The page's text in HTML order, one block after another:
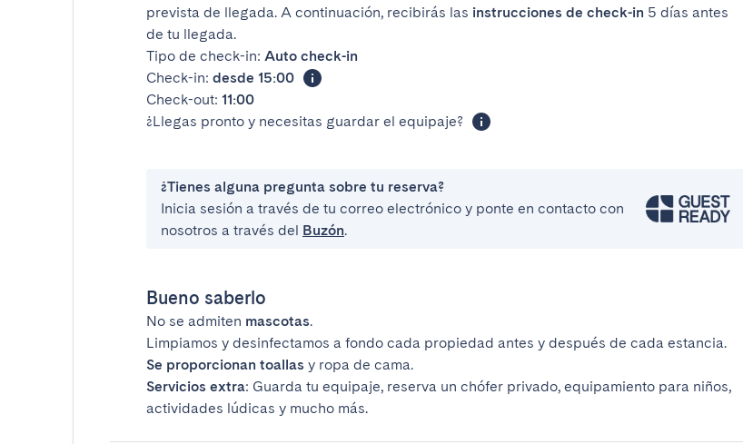
prevista de llegada. A continuación, recibirás las instrucciones de check-in 5 días antes
de tu llegada.
Tipo de check-in: Auto check-in
Check-in: desde 15:00
Check-out: 11:00
¿Llegas pronto y necesitas guardar el equipaje?
¿Tienes alguna pregunta sobre tu reserva?
Inicia sesión a través de tu correo electrónico y ponte en contacto con
nosotros a través del Buzón.
Bueno saberlo
No se admiten mascotas.
Limpiamos y desinfectamos a fondo cada propiedad antes y después de cada estancia.
Se proporcionan toallas y ropa de cama.
Servicios extra: Guarda tu equipaje, reserva un chófer privado, equipamiento para niños,
actividades lúdicas y mucho más.